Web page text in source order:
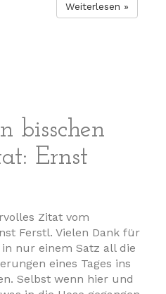
Weiterlesen »
bisschen
Ernst
Zitat vom
Ferstl. Vielen Dank für
nur einem Satz all die
eines Tages ins
Selbst wenn hier und